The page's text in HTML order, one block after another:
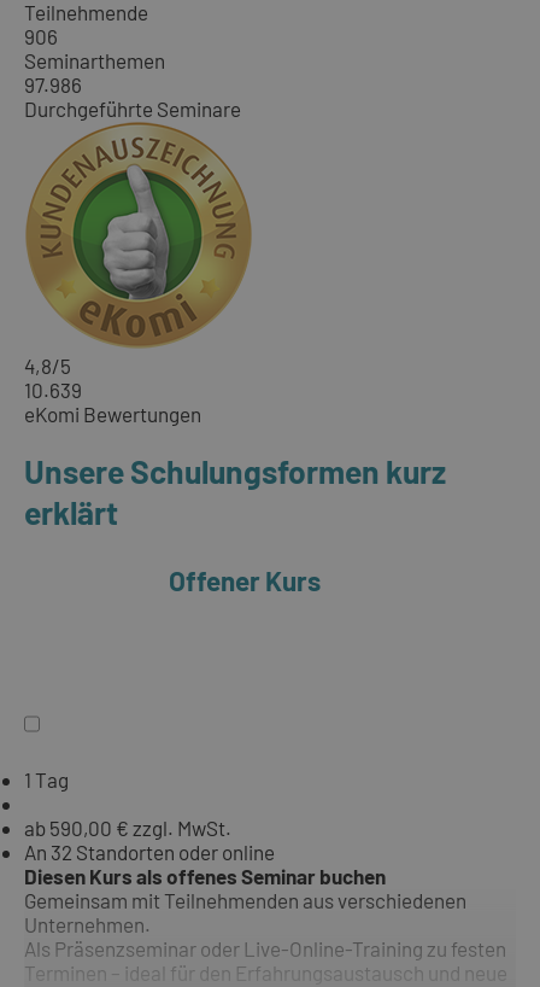
Teilnehmende
906
Seminarthemen
97.986
Durchgeführte Seminare
4,8/5
10.639
eKomi Bewertungen
Unsere Schulungsformen kurz
erklärt
Offener Kurs
1 Tag
ab 590,00 € zzgl. MwSt.
An 32 Standorten oder online
Diesen Kurs als offenes Seminar buchen
Gemeinsam mit Teilnehmenden aus verschiedenen
Unternehmen.
Als Präsenzseminar oder Live-Online-Training zu festen
Terminen – ideal für den Erfahrungsaustausch und neue